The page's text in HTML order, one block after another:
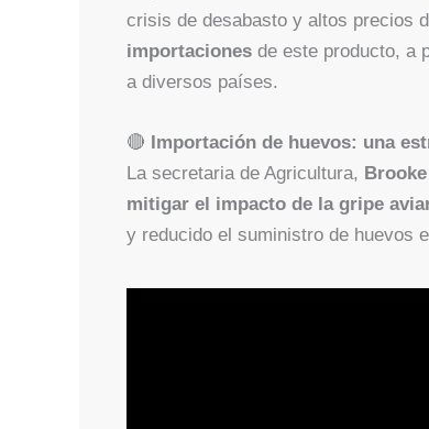
crisis de desabasto y altos precios
importacionesde este producto, a
a diversos países.
🔴
Importación de huevos: una
La secretaria de Agricultura,
mitigar el impacto de la gripe
y reducido el suministro de huevos